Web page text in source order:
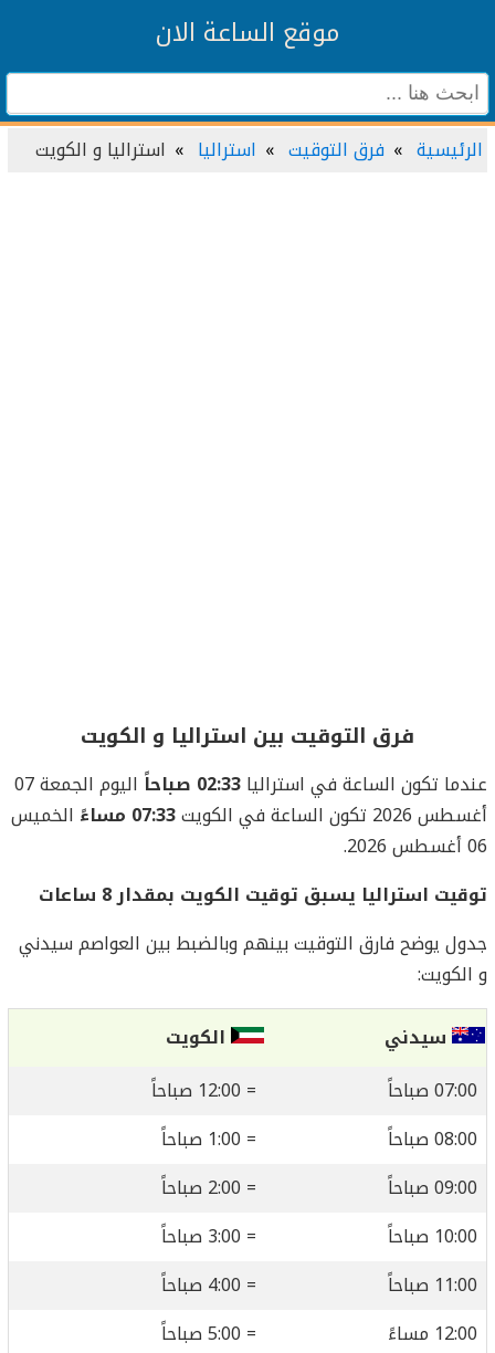
موقع الساعة الان
الرئيسية فرق التوقيت استراليا استراليا و الكويت
فرق التوقيت بين استراليا و الكويت
عندما تكون الساعة في استراليا02:33 صباحاً
اليوم الجمعة 07
أغسطس 2026 تكون الساعة في الكويت
07:33 مساءً
الخميس
06 أغسطس 2026.
توقيت استراليا يسبق توقيت الكويت بمقدار 8 ساعات
جدول يوضح فارق التوقيت بينهم وبالضبط بين العواصم سيدني
و الكويت:
سيدني
الكويت
07:00 صباحاً
= 12:00 صباحاً
08:00 صباحاً
= 1:00 صباحاً
09:00 صباحاً
= 2:00 صباحاً
10:00 صباحاً
= 3:00 صباحاً
11:00 صباحاً
= 4:00 صباحاً
12:00 مساءً
= 5:00 صباحاً